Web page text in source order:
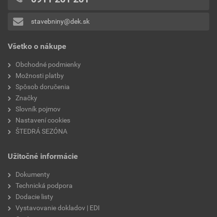
Pridávať hodnotenie môže iba prihlásený užívateľ.
Všetko o nákupe
Obchodné podmienky
Možnosti platby
Spôsob doručenia
Značky
Slovník pojmov
Nastavení cookies
ŠTEDRÁ SEZÓNA
Užitočné informácie
Dokumenty
Technická podpora
Dodacie listy
Vystavovanie dokladov | EDI
stavebniny@dek.sk